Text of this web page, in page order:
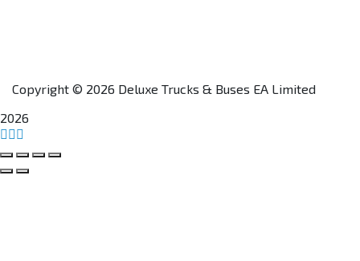
Copyright © 2026 Deluxe Trucks & Buses EA Limited
2026